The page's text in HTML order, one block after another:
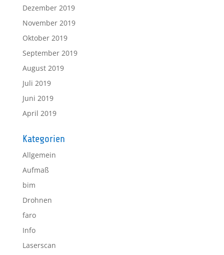
Dezember 2019
November 2019
Oktober 2019
September 2019
August 2019
Juli 2019
Juni 2019
April 2019
Kategorien
Allgemein
Aufmaß
bim
Drohnen
faro
Info
Laserscan